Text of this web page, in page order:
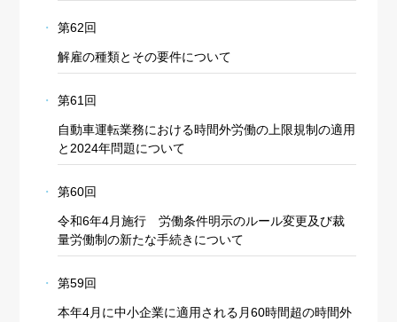
第62回
解雇の種類とその要件について
第61回
自動車運転業務における時間外労働の上限規制の適用
と2024年問題について
第60回
令和6年4月施行 労働条件明示のルール変更及び裁
量労働制の新たな手続きについて
第59回
本年4月に中小企業に適用される月60時間超の時間外